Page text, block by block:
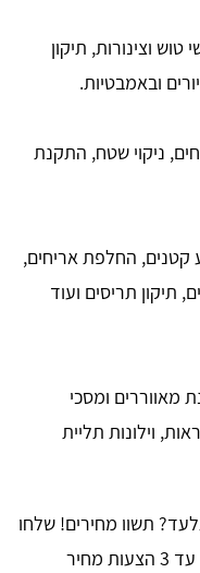
וצינורות, תיקון
ובאמבטיות.
ניקוי שטח, התקנת
קטנים, החלפת אריחים,
תיקון תריסים ועוד
מאווררים ומסכי
וילונות תליית
תשוו מחירים! שלחו
את הפרטים שלכם בטופס באתר וקבלו עד 3 הצעות מחיר